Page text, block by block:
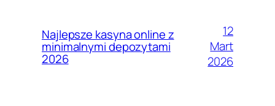
Najlepsze kasyna online z
minimalnymi depozytami
2026
12
Mart
2026